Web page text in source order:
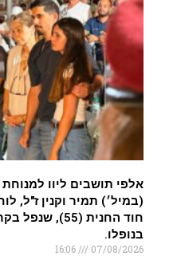
איציק נועם מייסד
אלפי תושבים ליוו
בנופלו.
07/08/2026
16:06